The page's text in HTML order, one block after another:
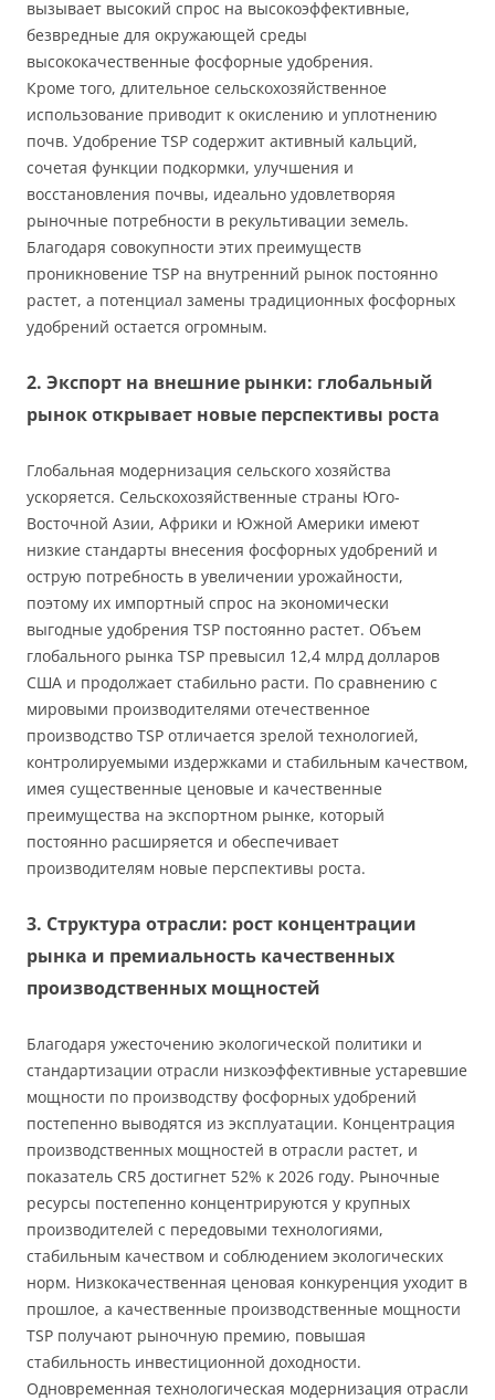
вызывает высокий спрос на высокоэффективные,
безвредные для окружающей среды
высококачественные фосфорные удобрения.
Кроме того, длительное сельскохозяйственное
использование приводит к окислению и уплотнению
почв. Удобрение TSP содержит активный кальций,
сочетая функции подкормки, улучшения и
восстановления почвы, идеально удовлетворяя
рыночные потребности в рекультивации земель.
Благодаря совокупности этих преимуществ
проникновение TSP на внутренний рынок постоянно
растет, а потенциал замены традиционных фосфорных
удобрений остается огромным.
2. Экспорт на внешние рынки: глобальный
рынок открывает новые перспективы роста
Глобальная модернизация сельского хозяйства
ускоряется. Сельскохозяйственные страны Юго-
Восточной Азии, Африки и Южной Америки имеют
низкие стандарты внесения фосфорных удобрений и
острую потребность в увеличении урожайности,
поэтому их импортный спрос на экономически
выгодные удобрения TSP постоянно растет. Объем
глобального рынка TSP превысил 12,4 млрд долларов
США и продолжает стабильно расти. По сравнению с
мировыми производителями отечественное
производство TSP отличается зрелой технологией,
контролируемыми издержками и стабильным качеством,
имея существенные ценовые и качественные
преимущества на экспортном рынке, который
постоянно расширяется и обеспечивает
производителям новые перспективы роста.
3. Структура отрасли: рост концентрации
рынка и премиальность качественных
производственных мощностей
Благодаря ужесточению экологической политики и
стандартизации отрасли низкоэффективные устаревшие
мощности по производству фосфорных удобрений
постепенно выводятся из эксплуатации. Концентрация
производственных мощностей в отрасли растет, и
показатель CR5 достигнет 52% к 2026 году. Рыночные
ресурсы постепенно концентрируются у крупных
производителей с передовыми технологиями,
стабильным качеством и соблюдением экологических
норм. Низкокачественная ценовая конкуренция уходит в
прошлое, а качественные производственные мощности
TSP получают рыночную премию, повышая
стабильность инвестиционной доходности.
Одновременная технологическая модернизация отрасли